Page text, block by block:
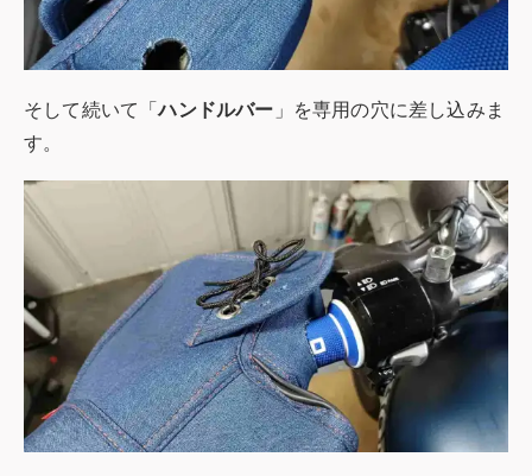
そして続いて「ハンドルバー 」を専用の穴に差し込みま
す。